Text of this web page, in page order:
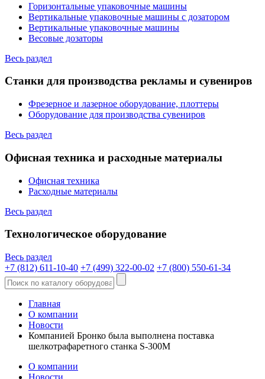
Горизонтальные упаковочные машины
Вертикальные упаковочные машины с дозатором
Вертикальные упаковочные машины
Весовые дозаторы
Весь раздел
Станки для производства рекламы и сувениров
Фрезерное и лазерное оборудование, плоттеры
Оборудование для производства сувениров
Весь раздел
Офисная техника и расходные материалы
Офисная техника
Расходные материалы
Весь раздел
Технологическое оборудование
Весь раздел
+7 (812) 611-10-40 +7 (499) 322-00-02 +7 (800) 550-61-34
Главная
О компании
Новости
Компанией Бронко была выполнена поставка
шелкотрафаретного станка S-300M
О компании
Новости